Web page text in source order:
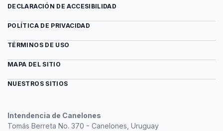
Intendencia de Canelones
Tomás Berreta No. 370 - Canelones, Uruguay
DECLARACIÓN DE ACCESIBILIDAD
POLÍTICA DE PRIVACIDAD
TÉRMINOS DE USO
MAPA DEL SITIO
NUESTROS SITIOS